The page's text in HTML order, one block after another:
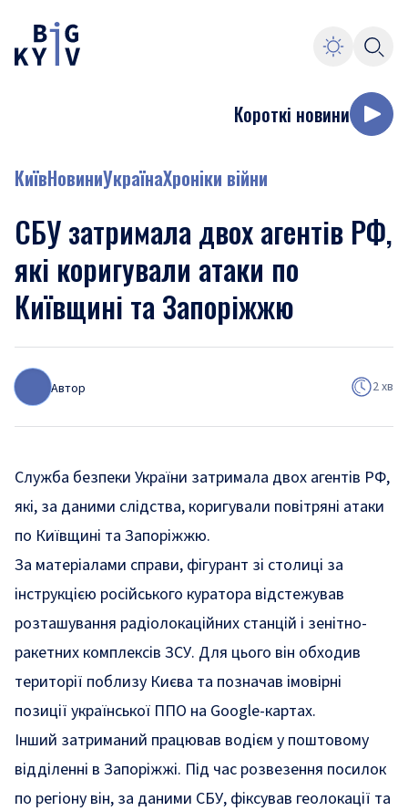
Короткі новини
КиївНовиниУкраїнаХроніки війни
СБУ затримала двох агентів РФ,
які коригували атаки по
Київщині та Запоріжжю
Автор 2 хв
Служба безпеки України затримала двох агентів РФ,
які, за даними слідства, коригували повітряні атаки
по Київщині та Запоріжжю.
За матеріалами справи, фігурант зі столиці за
інструкцією російського куратора відстежував
розташування радіолокаційних станцій і зенітно-
ракетних комплексів ЗСУ. Для цього він обходив
території поблизу Києва та позначав імовірні
позиції української ППО на Google-картах.
Інший затриманий працював водієм у поштовому
відділенні в Запоріжжі. Під час розвезення посилок
по регіону він, за даними СБУ, фіксував геолокації та